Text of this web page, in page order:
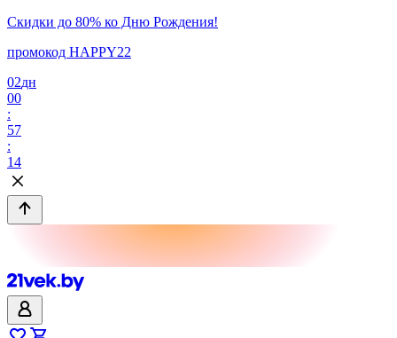
Скидки до 80% ко Дню Рождения!
промокод HAPPY22
02дн
00
:
57
:
14